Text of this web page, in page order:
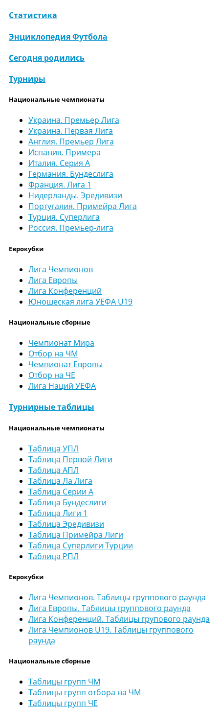
Статистика
Энциклопедия Футбола
Сегодня родились
Турниры
Национальные чемпионаты
Украина. Премьер Лига
Украина. Первая Лига
Англия. Премьер Лига
Испания. Примера
Италия. Серия А
Германия. Бундеслига
Франция. Лига 1
Нидерланды. Эредивизи
Португалия. Примейра Лига
Турция. Суперлига
Россия. Премьер-лига
Еврокубки
Лига Чемпионов
Лига Европы
Лига Конференций
Юношеская лига УЕФА U19
Национальные сборные
Чемпионат Мира
Отбор на ЧМ
Чемпионат Европы
Отбор на ЧЕ
Лига Наций УЕФА
Турнирные таблицы
Национальные чемпионаты
Таблица УПЛ
Таблица Первой Лиги
Таблица АПЛ
Таблица Ла Лига
Таблица Серии А
Таблица Бундеслиги
Таблица Лиги 1
Таблица Эредивизи
Таблица Примейра Лиги
Таблица Суперлиги Турции
Таблица РПЛ
Еврокубки
Лига Чемпионов. Таблицы группового раунда
Лига Европы. Таблицы группового раунда
Лига Конференций. Таблицы групового раунда
Лига Чемпионов U19. Таблицы группового
раунда
Национальные сборные
Таблицы групп ЧМ
Таблицы групп отбора на ЧМ
Таблицы групп ЧЕ